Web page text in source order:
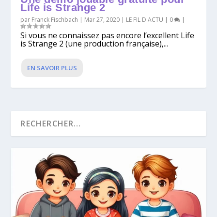
Life is Strange 2
par Franck Fischbach | Mar 27, 2020 | LE FIL D'ACTU | 0 |
Si vous ne connaissez pas encore l’excellent Life
is Strange 2 (une production française),...
EN SAVOIR PLUS